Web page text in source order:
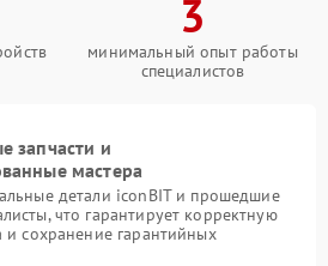
3
минимальный опыт работы
специалистов
запчасти и
мастера
детали iconBIT и прошедшие
что гарантирует корректную
и сохранение гарантийных